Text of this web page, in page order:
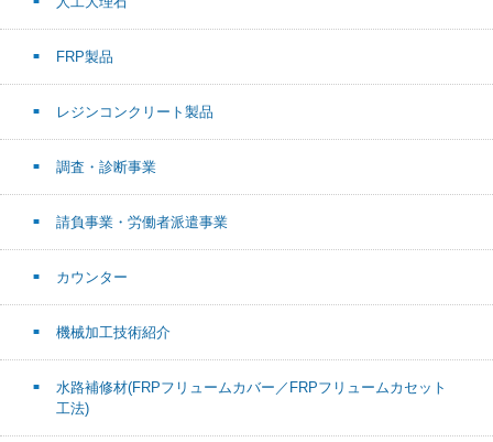
FRP製品
レジンコンクリート製品
調査・診断事業
請負事業・労働者派遣事業
カウンター
機械加工技術紹介
水路補修材(FRPフリュームカバー／FRPフリュームカセット
工法)